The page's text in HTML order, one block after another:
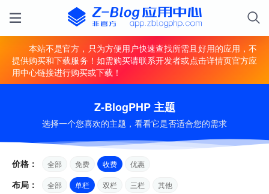
本站不是官方，只为方便用户快速查找所需且好用的应用，不
提供购买和下载服务！如需购买请联系开发者或点击详情页官方应
用中心链接进行购买或下载！
Z-BlogPHP 主题
选择一个您喜欢的主题，看看它是否适合您的需求
价格： 全部 免费 收费 优惠
布局： 全部 单栏 双栏 三栏 其他